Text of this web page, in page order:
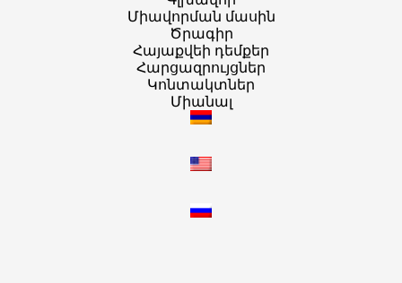
Միավորման մասին
Ծրագիր
Հայաքվեի դեմքեր
Հարցազրույցներ
Կոնտակտներ
Միանալ